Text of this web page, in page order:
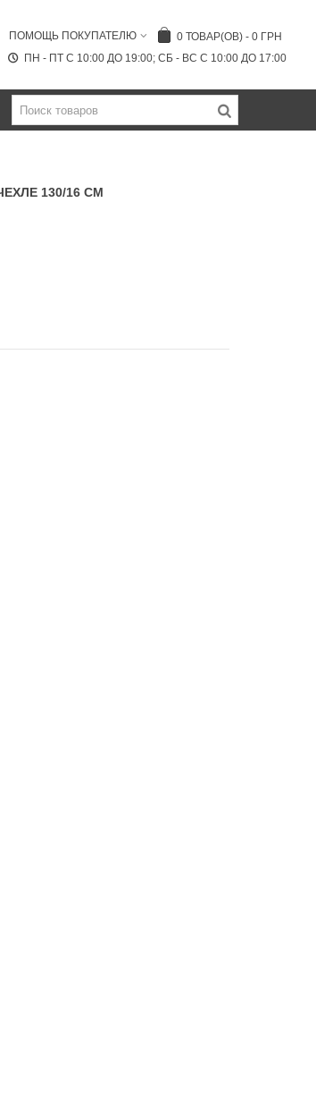
0 ТОВАР(ОВ) - 0 ГРН
ПОМОЩЬ ПОКУПАТЕЛЮ
ПН - ПТ C 10:00 ДО 19:00; СБ - ВС С 10:00 ДО 17:00
130/16 СМ